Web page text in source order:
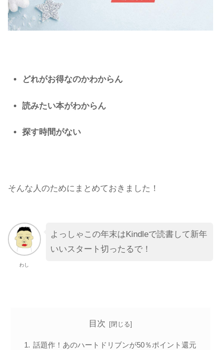
どれがお得なのかわからん
読みたい本がわからん
探す時間がない
そんな人のためにまとめておきました！
わし
よっしゃこの年末はKindleで読書して新年
いいスタート切ったるで！
目次
話題作！あのハートドリブンが50％ポイント還元